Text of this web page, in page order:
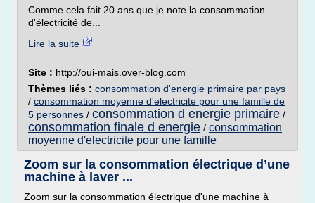
Comme cela fait 20 ans que je note la consommation
d'électricité de...
Lire la suite
Site : http://oui-mais.over-blog.com
Thèmes liés : consommation d'energie primaire par pays
/ consommation moyenne d'electricite pour une famille de
5 personnes / consommation d energie primaire /
consommation finale d energie / consommation
moyenne d'electricite pour une famille
Zoom sur la consommation électrique d’une
machine à laver ...
Zoom sur la consommation électrique d'une machine à